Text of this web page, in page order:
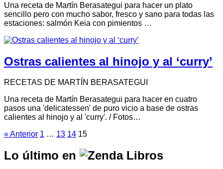
Una receta de Martín Berasategui para hacer un plato
sencillo pero con mucho sabor, fresco y sano para todas las
estaciones: salmón Keia con pimientos …
Ostras calientes al hinojo y al ‘curry’
RECETAS DE MARTÍN BERASATEGUI
Una receta de Martín Berasategui para hacer en cuatro
pasos una 'delicatessen' de puro vicio a base de ostras
calientes al hinojo y al 'curry'. / Fotos…
« Anterior 1 … 13 14 15
Lo último en